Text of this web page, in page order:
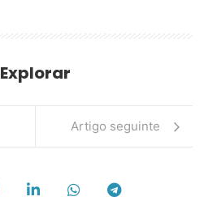
Explorar
Artigo seguinte